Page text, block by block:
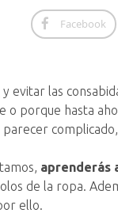
Facebook
y evitar las
o porque hasta
aprenderás
de la ropa.
ello.